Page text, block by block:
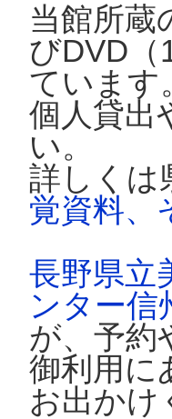
当館所蔵
びDVD
ています
個人貸出
い。
詳しくは
覚資料、
長野県立
ンター信
が、予約
御利用に
お出かけ